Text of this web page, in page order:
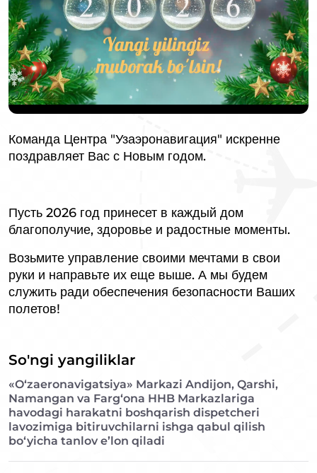
Команда Центра "Узаэронавигация" искренне
поздравляет Вас с Новым годом.
Пусть 2026 год принесет в каждый дом
благополучие, здоровье и радостные моменты.
Возьмите управление своими мечтами в свои
руки и направьте их еще выше. А мы будем
служить ради обеспечения безопасности Ваших
полетов!
So'ngi yangiliklar
«O‘zaeronavigatsiya» Markazi Andijon, Qarshi,
Namangan va Farg‘ona HHB Markazlariga
havodagi harakatni boshqarish dispetcheri
lavozimiga bitiruvchilarni ishga qabul qilish
bo‘yicha tanlov e’lon qiladi